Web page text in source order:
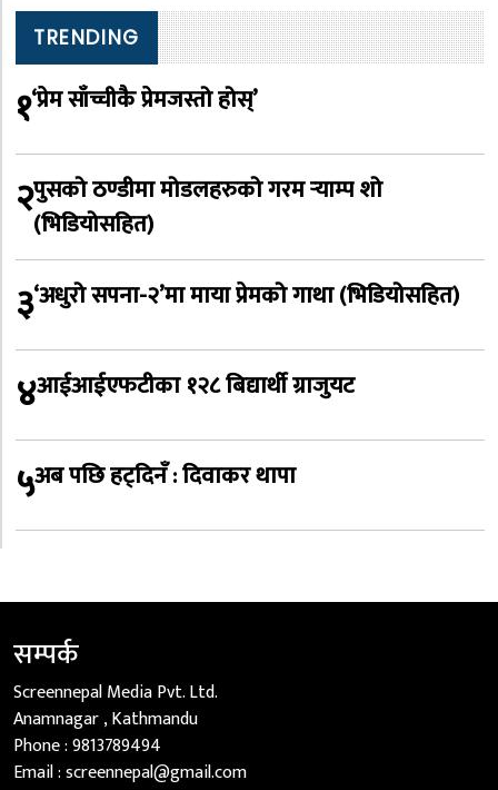
TRENDING
१‘प्रेम साँच्चीकै प्रेमजस्तो होस्’
२पुसको ठण्डीमा मोडलहरुको गरम र्‍याम्प शो
(भिडियोसहित)
३‘अधुरो सपना-२’मा माया प्रेमको गाथा (भिडियोसहित)
४आईआईएफटीका १२८ बिद्यार्थी ग्राजुयट
५अब पछि हट्दिनँ : दिवाकर थापा
सम्पर्क
Screennepal Media Pvt. Ltd.
Anamnagar , Kathmandu
Phone :9813789494
Email :screennepal@gmail.com